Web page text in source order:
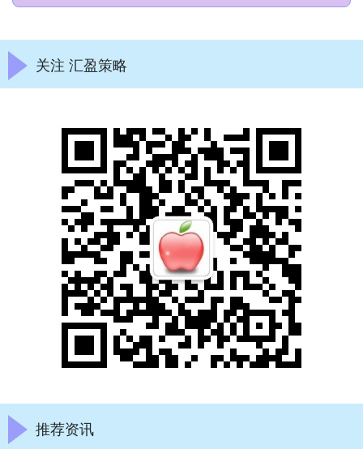
关注 汇盈策略
推荐资讯